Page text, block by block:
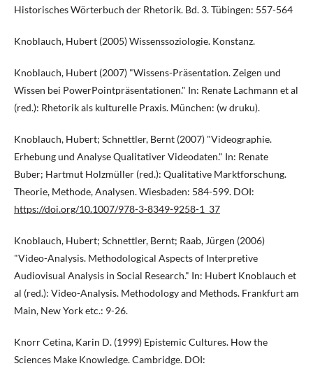
Historisches Wörterbuch der Rhetorik. Bd. 3. Tübingen: 557-564
Knoblauch, Hubert (2005) Wissenssoziologie. Konstanz.
Knoblauch, Hubert (2007) "Wissens-Präsentation. Zeigen und
Wissen bei PowerPointpräsentationen." In: Renate Lachmann et al
(red.): Rhetorik als kulturelle Praxis. München: (w druku).
Knoblauch, Hubert; Schnettler, Bernt (2007) "Videographie.
Erhebung und Analyse Qualitativer Videodaten." In: Renate
Buber; Hartmut Holzmüller (red.): Qualitative Marktforschung.
Theorie, Methode, Analysen. Wiesbaden: 584-599. DOI:
https://doi.org/10.1007/978-3-8349-9258-1_37
Knoblauch, Hubert; Schnettler, Bernt; Raab, Jürgen (2006)
"Video-Analysis. Methodological Aspects of Interpretive
Audiovisual Analysis in Social Research." In: Hubert Knoblauch et
al (red.): Video-Analysis. Methodology and Methods. Frankfurt am
Main, New York etc.: 9-26.
Knorr Cetina, Karin D. (1999) Epistemic Cultures. How the
Sciences Make Knowledge. Cambridge. DOI: